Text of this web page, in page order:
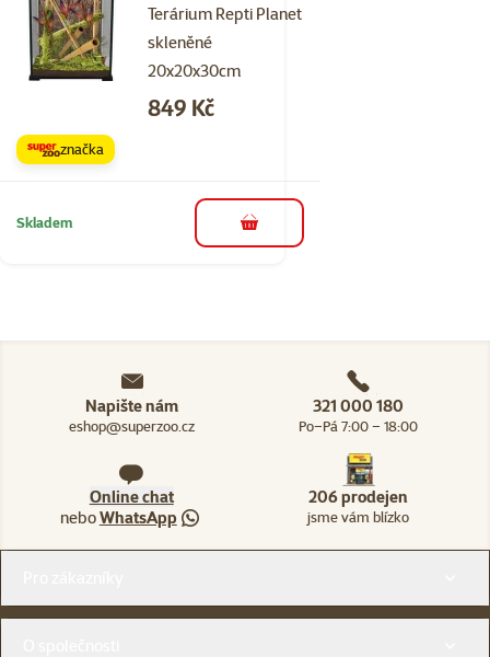
Terárium Repti Planet
skleněné
20x20x30cm
Cena
849 Kč
značka
Skladem do košíku
Napište nám
eshop@superzoo.cz
321 000 180
Po–Pá 7:00 – 18:00
Online chat
neboWhatsApp
206 prodejen
jsme vám blízko